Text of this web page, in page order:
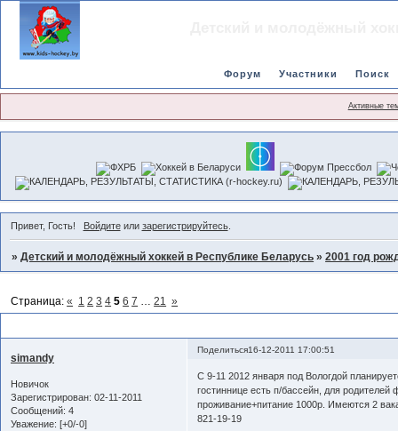
Форум Участники Поиск
Активные
Привет, Гость! Войдитеили зарегистрируйтесь.
»Детский и молодёжный хоккей в Республике Беларусь »2001 год
Страница:« 1 2 3 4 5 6 7 … 21 »
Поделиться16-12-2011 17:00:51
simandy
Новичок
Зарегистрирован: 02-11-2011
Сообщений: 4
Уважение: [+0/-0]
С 9-11 2012 января под Вологдой
гостиннице есть п/бассейн, для
проживание+питание 1000р. Имеются 2
821-19-19